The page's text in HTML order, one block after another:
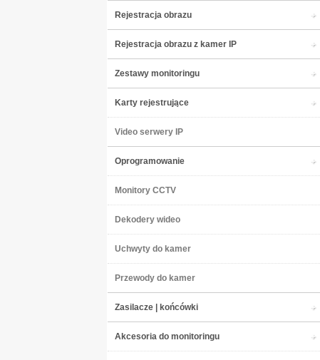
Rejestracja obrazu
Rejestracja obrazu z kamer IP
Zestawy monitoringu
Karty rejestrujące
Video serwery IP
Oprogramowanie
Monitory CCTV
Dekodery wideo
Uchwyty do kamer
Przewody do kamer
Zasilacze | końcówki
Akcesoria do monitoringu